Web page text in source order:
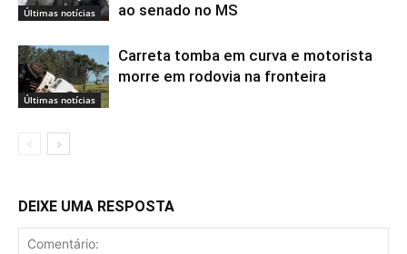
Últimas notícias
ao senado no MS
Últimas notícias
Carreta tomba em curva e motorista
morre em rodovia na fronteira
DEIXE UMA RESPOSTA